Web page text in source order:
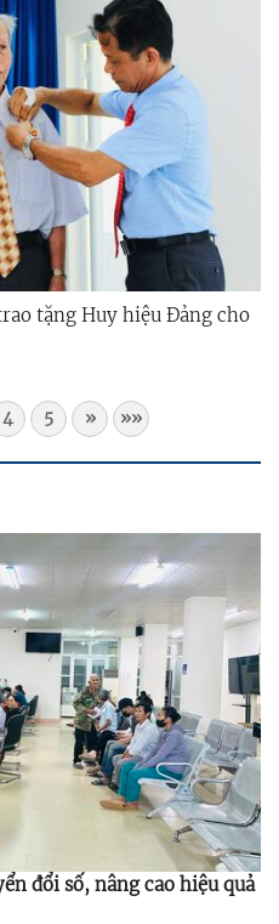
tặng Huy hiệu Đảng cho
4 5 » »»
đổi số, nâng cao hiệu quả